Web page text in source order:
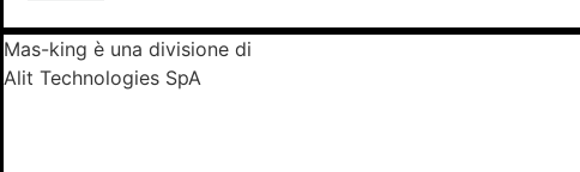
Mas-king è una divisione di
Alit Technologies SpA